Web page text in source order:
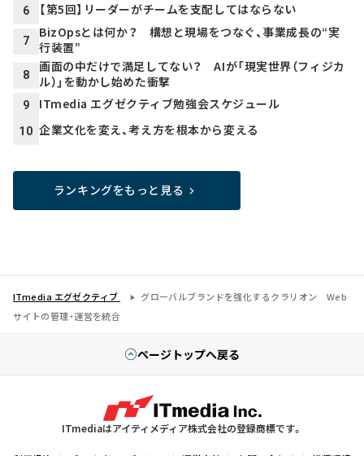
6 【第5回】リーダーがチームを支配してはならない
7
BizOpsとは何か？ 構想と現場をつなぐ、事業成長の“実
行装置”
8
画面の中だけで満足してない？ AIが「現実世界（フィジカ
ル）」を動かし始めた衝撃
9 ITmedia エグゼクティブ勉強会スケジュール
10 企業文化を変え、考え方を根本から変える
ランキングをもっと見る
ITmedia エグゼクティブ
グローバルブランドを強化するクラリオン Web
サイトの管理・運営を統合
ページトップへ戻る
ITmediaはアイティメディア株式会社の登録商標です。